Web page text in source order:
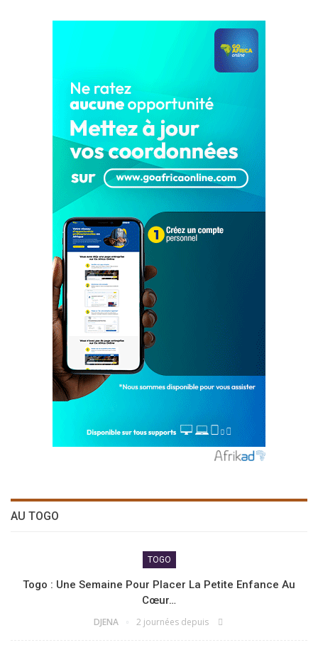
AU TOGO
TOGO
Togo : Une Semaine Pour Placer La Petite Enfance Au
Cœur…
DJENA 2 journées depuis